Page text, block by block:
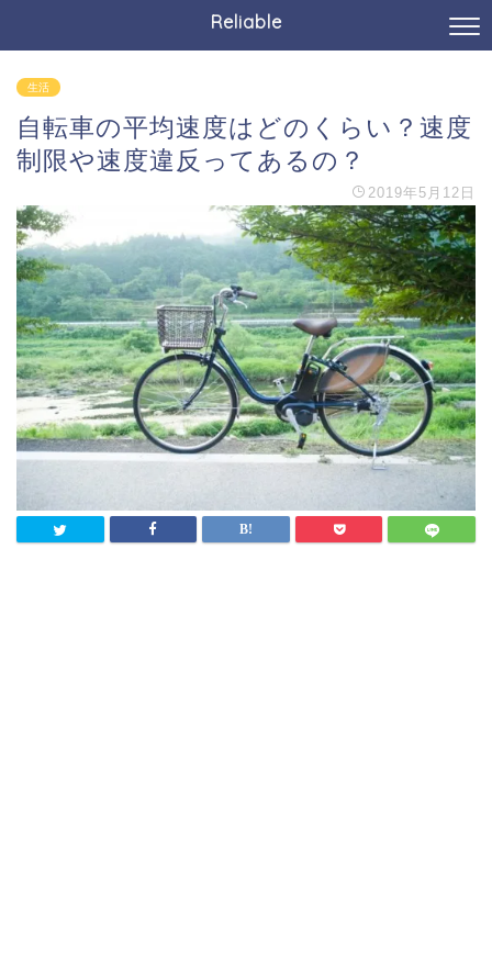
Reliable
生活
自転車の平均速度はどのくらい？速度
制限や速度違反ってあるの？
2019年5月12日